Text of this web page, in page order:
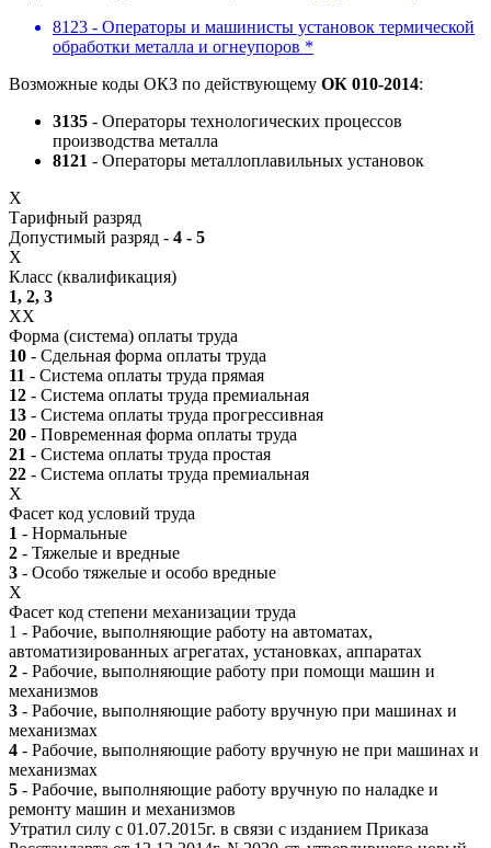
8123 - Операторы и машинисты установок термической
обработки металла и огнеупоров *
Возможные коды ОКЗ по действующему ОК 010-2014:
3135 - Операторы технологических процессов
производства металла
8121 - Операторы металлоплавильных установок
X
Тарифный разряд
Допустимый разряд - 4 - 5
X
Класс (квалификация)
1, 2, 3
XX
Форма (система) оплаты труда
10 - Сдельная форма оплаты труда
11 - Система оплаты труда прямая
12 - Система оплаты труда премиальная
13 - Система оплаты труда прогрессивная
20 - Повременная форма оплаты труда
21 - Система оплаты труда простая
22 - Система оплаты труда премиальная
X
Фасет код условий труда
1 - Нормальные
2 - Тяжелые и вредные
3 - Особо тяжелые и особо вредные
X
Фасет код степени механизации труда
1 - Рабочие, выполняющие работу на автоматах,
автоматизированных агрегатах, установках, аппаратах
2 - Рабочие, выполняющие работу при помощи машин и
механизмов
3 - Рабочие, выполняющие работу вручную при машинах и
механизмах
4 - Рабочие, выполняющие работу вручную не при машинах и
механизмах
5 - Рабочие, выполняющие работу вручную по наладке и
ремонту машин и механизмов
Утратил силу с 01.07.2015г. в связи с изданием Приказа